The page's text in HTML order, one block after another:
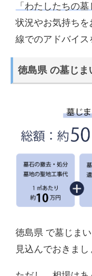
「わたしたちの墓
状況やお気持ちを
線でのアドバイス
徳島県 の墓じ
徳島県 で墓じま
見込んでおきまし